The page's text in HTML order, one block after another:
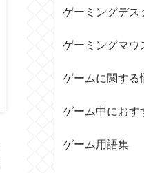
ゲーミングデス
ゲーミングマウ
ゲームに関する
ゲーム中におす
ゲーム用語集